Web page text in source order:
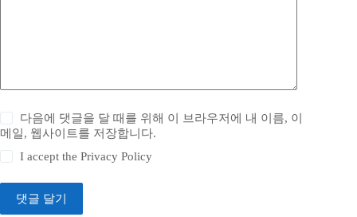
다음에 댓글을 달 때를 위해 이 브라우저에 내 이름, 이
메일, 웹사이트를 저장합니다.
I accept thePrivacy Policy
댓글 달기